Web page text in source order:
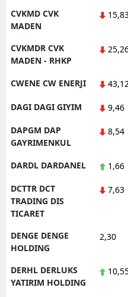
CVKMD CVK
MADEN
CVKMDR CVK
MADEN - RHKP
CWENE CW ENERJI
DAGI DAGI GIYIM 9,46
DAPGM DAP
GAYRIMENKUL
8,54
DARDL DARDANEL 1,66
DCTTR DCT
TRADING DIS
TICARET
7,63
DENGE DENGE
HOLDING
2,30
DERHL DERLUKS
YATIRIM HOLDING